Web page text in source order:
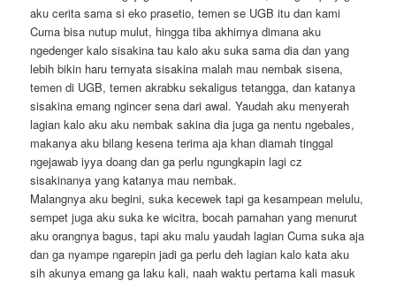
aku cerita sama si eko prasetio, temen se UGB itu dan kami
Cuma bisa nutup mulut, hingga tiba akhirnya dimana aku
ngedenger kalo sisakina tau kalo aku suka sama dia dan yang
lebih bikin haru ternyata sisakina malah mau nembak sisena,
temen di UGB, temen akrabku sekaligus tetangga, dan katanya
sisakina emang ngincer sena dari awal. Yaudah aku menyerah
lagian kalo aku aku nembak sakina dia juga ga nentu ngebales,
makanya aku bilang kesena terima aja khan diamah tinggal
ngejawab iyya doang dan ga perlu ngungkapin lagi cz
sisakinanya yang katanya mau nembak.
Malangnya aku begini, suka kecewek tapi ga kesampean melulu,
sempet juga aku suka ke wicitra, bocah pamahan yang menurut
aku orangnya bagus, tapi aku malu yaudah lagian Cuma suka aja
dan ga nyampe ngarepin jadi ga perlu deh lagian kalo kata aku
sih akunya emang ga laku kali, naah waktu pertama kali masuk